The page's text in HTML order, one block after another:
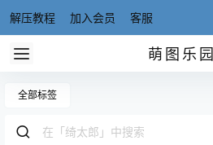
解压教程 加入会员 客服
萌图乐园
全部标签